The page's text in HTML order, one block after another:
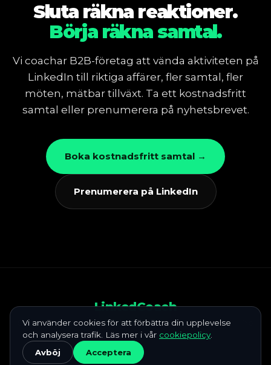
Sluta räkna reaktioner.
Börja räkna samtal.
Vi coachar B2B-företag att vända aktiviteten på
LinkedIn till riktiga affärer, fler samtal, fler
möten, mätbar tillväxt. Ta ett kostnadsfritt
samtal eller prenumerera på nyhetsbrevet.
Boka kostnadsfritt samtal →
Prenumerera på LinkedIn
LinkedCoach
StartsidaVåra tjänsterFöreläsningarE-learningMot nästa jobb
LinkedIn-utbildningSälja på LinkedIn, guideKunskapsbank
072-853 84 98
© 2026 LinkedCoach
Vi använder cookies för att förbättra din upplevelse
och analysera trafik. Läs mer i vår cookiepolicy
Avböj
Acceptera